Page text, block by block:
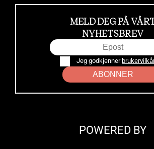
MELD DEG PÅ
NYHETSBREV
Jeg godkjenner
ABONNER
POWERED BY